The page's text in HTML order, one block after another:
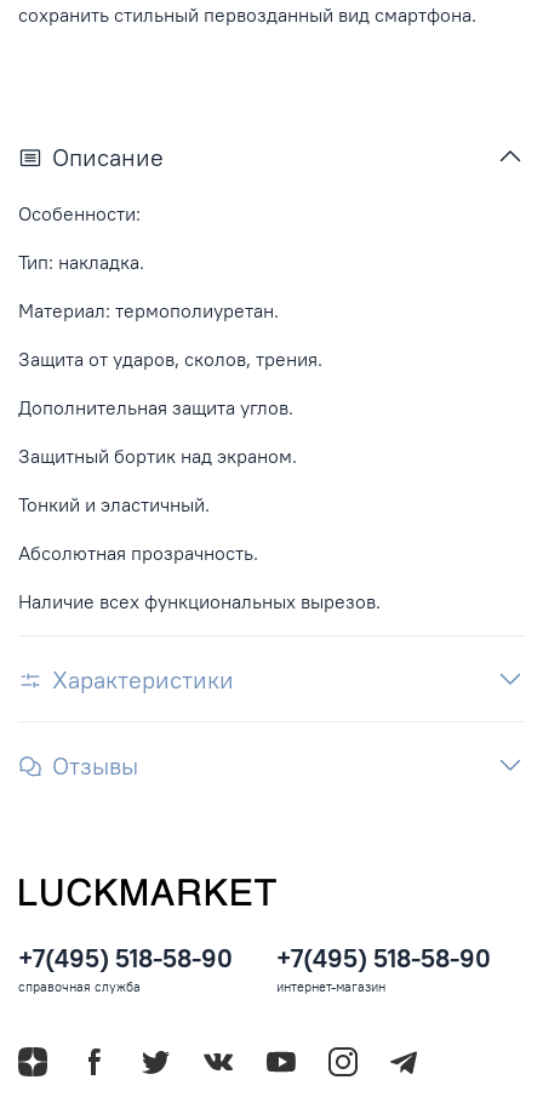
сохранить стильный первозданный вид смартфона.
Описание
Особенности:
Тип: накладка.
Материал: термополиуретан.
Защита от ударов, сколов, трения.
Дополнительная защита углов.
Защитный бортик над экраном.
Тонкий и эластичный.
Абсолютная прозрачность.
Наличие всех функциональных вырезов.
Характеристики
Отзывы
+7(495) 518-58-90
справочная служба
+7(495) 518-58-90
интернет-магазин